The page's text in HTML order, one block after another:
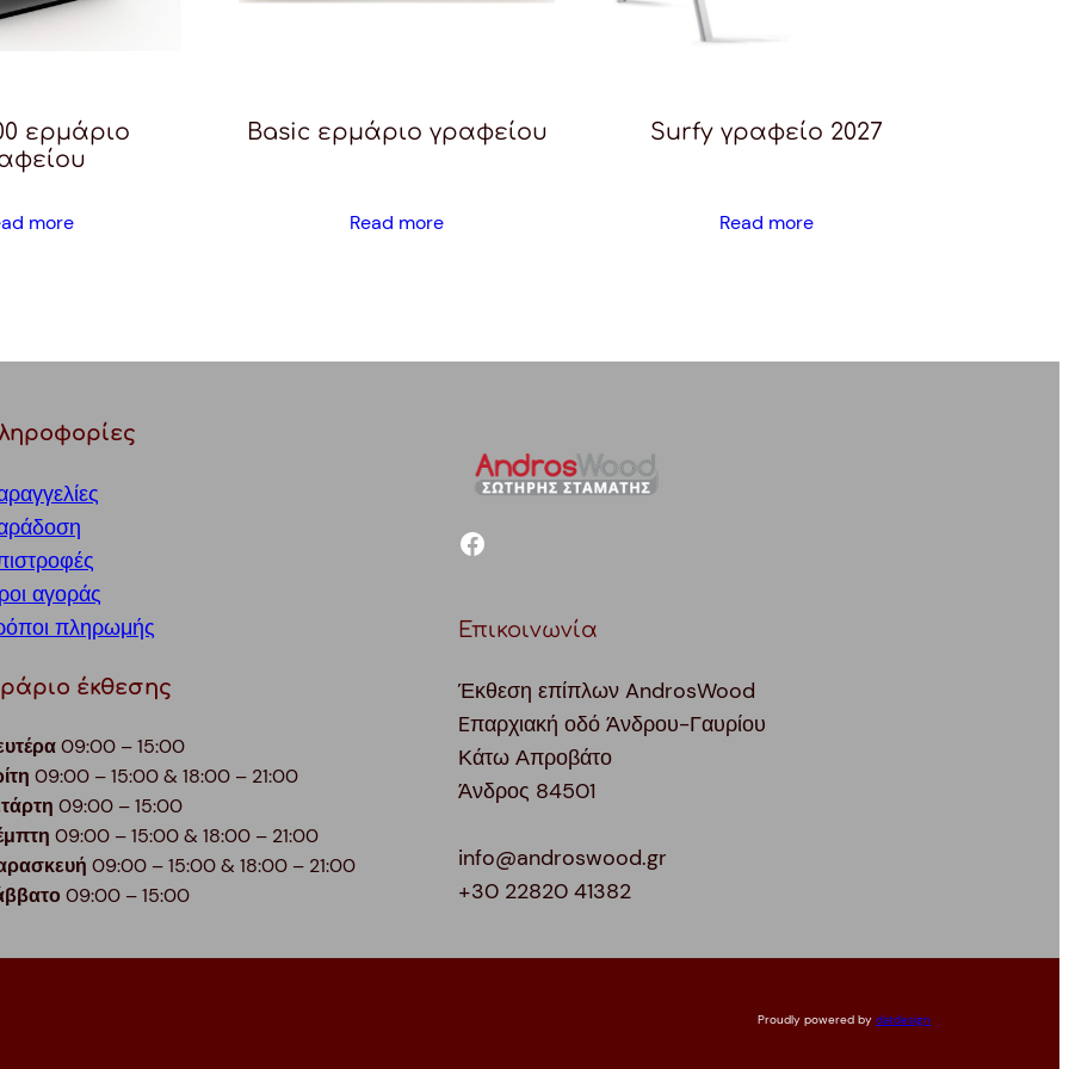
ερμάριο
more
Basic ερμάριο γραφείου
Read more
Surfy γραφείο 2027
Read more
αγοράς
πληρωμής
έκθεσης
09:00 – 15:00
09:00 – 15:00 & 18:00 – 21:00
09:00 – 15:00
09:00 – 15:00 & 18:00 – 21:00
09:00 – 15:00 & 18:00 – 21:00
09:00 – 15:00
facebook
Επικοινωνία
Έκθεση επίπλων AndrosWood
Eπαρχιακή οδό Άνδρου-Γαυρίου
Κάτω Απροβάτο
Άνδρος 84501
info@androswood.gr
+30 22820 41382
Proudly powered by datdesign